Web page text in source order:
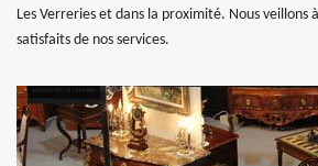
Les Verreries et dans la proximité. Nous veillons
satisfaits de nos services.